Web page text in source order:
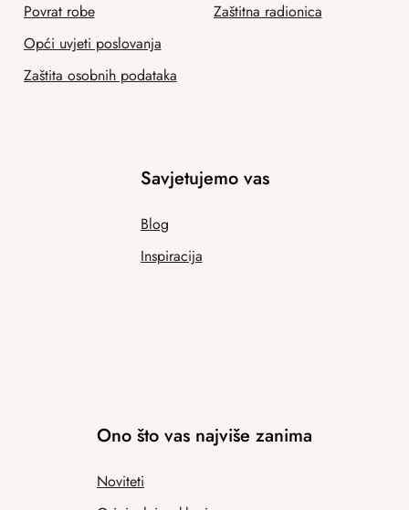
Povrat robe
Opći uvjeti poslovanja
Zaštita osobnih podataka
Zaštitna radionica
Savjetujemo vas
Blog
Inspiracija
Ono što vas najviše zanima
Noviteti